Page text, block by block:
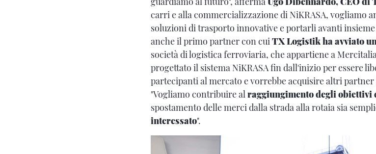
carri e alla commercializzazione di NiKRASA, vogliamo
soluzioni di trasporto innovative e portarli avanti insieme
anche il primo partner con cuiTX Logistik ha avviato
società di logistica ferroviaria, che appartiene a
progettato il sistema NiKRASA fin dall'inizio per essere
partecipanti al mercato e vorrebbe acquisire altri
"Vogliamo contribuire alraggiungimento degli obiettivi
spostamento delle merci dalla strada alla rotaia sia
interessato".